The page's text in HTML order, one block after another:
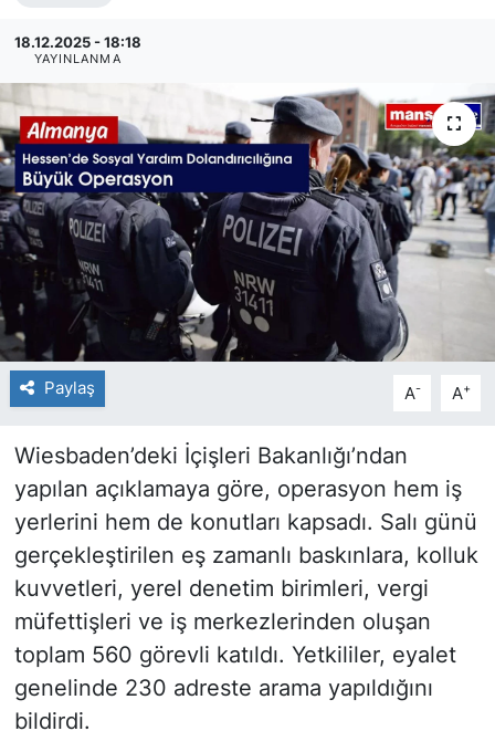
18.12.2025 - 18:18
YAYINLANMA
Paylaş A- A+
Wiesbaden’deki İçişleri Bakanlığı’ndan
yapılan açıklamaya göre, operasyon hem iş
yerlerini hem de konutları kapsadı. Salı günü
gerçekleştirilen eş zamanlı baskınlara, kolluk
kuvvetleri, yerel denetim birimleri, vergi
müfettişleri ve iş merkezlerinden oluşan
toplam 560 görevli katıldı. Yetkililer, eyalet
genelinde 230 adreste arama yapıldığını
bildirdi.